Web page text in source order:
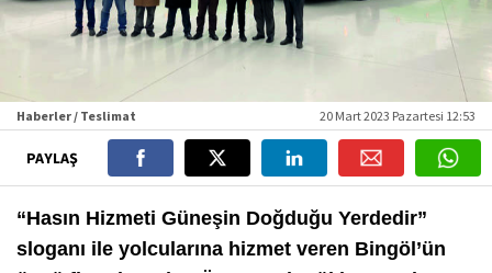
Haberler / Teslimat 20 Mart 2023 Pazartesi 12:53
PAYLAŞ
“Hasın Hizmeti Güneşin Doğduğu Yerdedir”
sloganı ile yolcularına hizmet veren Bingöl’ün